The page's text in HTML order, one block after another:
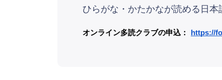
ひらがな・かたかなが読める日
オンライン多読クラブの申込： https://